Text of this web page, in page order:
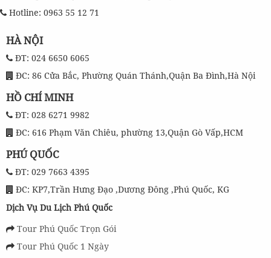
Hotline: 0963 55 12 71
HÀ NỘI
ĐT: 024 6650 6065
ĐC: 86 Cửa Bắc, Phường Quán Thánh,Quận Ba Đình,Hà Nội
HỒ CHÍ MINH
ĐT: 028 6271 9982
ĐC: 616 Phạm Văn Chiêu, phường 13,Quận Gò Vấp,HCM
PHÚ QUỐC
ĐT: 029 7663 4395
ĐC: KP7,Trần Hưng Đạo ,Dương Đông ,Phú Quốc, KG
Dịch Vụ Du Lịch Phú Quốc
Tour Phú Quốc Trọn Gói
Tour Phú Quốc 1 Ngày